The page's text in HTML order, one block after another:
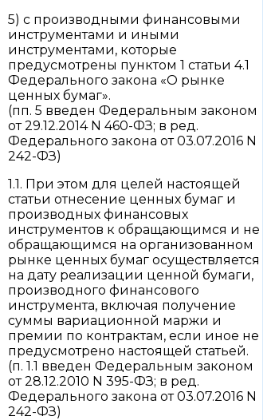
5) с производными финансовыми
инструментами и иными
инструментами, которые
предусмотрены пунктом 1 статьи 4.1
Федерального закона «О рынке
ценных бумаг».
(пп. 5 введен Федеральным законом
от 29.12.2014 N 460-ФЗ; в ред.
Федерального закона от 03.07.2016 N
242-ФЗ)
1.1. При этом для целей настоящей
статьи отнесение ценных бумаг и
производных финансовых
инструментов к обращающимся и не
обращающимся на организованном
рынке ценных бумаг осуществляется
на дату реализации ценной бумаги,
производного финансового
инструмента, включая получение
суммы вариационной маржи и
премии по контрактам, если иное не
предусмотрено настоящей статьей.
(п. 1.1 введен Федеральным законом
от 28.12.2010 N 395-ФЗ; в ред.
Федерального закона от 03.07.2016 N
242-ФЗ)